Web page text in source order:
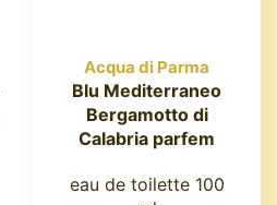
Acqua di Parma
Blu Mediterraneo
Bergamotto di
Calabria parfem
eau de toilette 100